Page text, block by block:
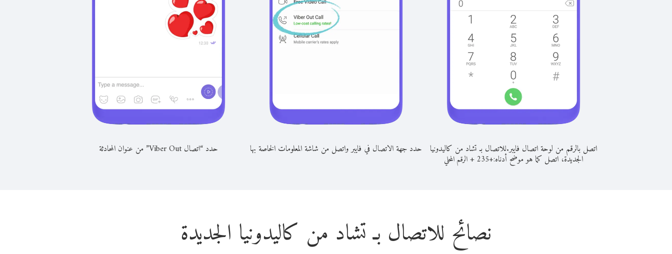
اتصل بالرقم من لوحة اتصال فايبر.للاتصال بـ تشاد من كاليدونيا
الجديدة، اتصل كما هو موضح أدناه:+
235
+الرقم المحلي
حدد جهة الاتصال في فايبر واتصل من شاشة المعلومات الخاصة بها حدد “اتصال Viber Out” من عنوان المحادثة
نصائح للاتصال بـ تشاد من كاليدونيا الجديدة